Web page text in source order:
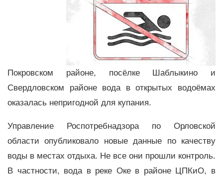
Покровском районе, посёлке Шаблыкино и
Свердловском районе вода в открытых водоёмах
оказалась непригодной для купания.
Управление Роспотребнадзора по Орловской
области опубликовало новые данные по качеству
воды в местах отдыха. Не все они прошли контроль.
В частности, вода в реке Оке в районе ЦПКиО, в